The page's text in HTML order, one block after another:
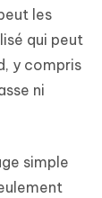
les
qui peut
y compris
ni
simple